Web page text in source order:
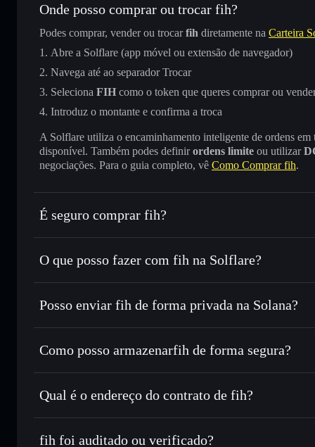
Onde posso comprar ou trocar fih?
Podes comprar, vender ou trocarfih diretamente na Carteira
Abre a Solflare (app móvel ou extensão de navegador)
Navega até ao separador Trocar
Seleciona FIH como o token que queres comprar ou
Introduz o montante e confirma a troca
A Solflare utiliza o encaminhamento inteligente de ordens
disponível. Também podes definirordens limite ou utilizar
negociações. Para o guia completo, vê Como Comprar fih.
É seguro comprar fih?
fih token verificado
O que posso fazer com fih na Solflare?
fih
Carteira Solflare
Trocar instantaneamente— trocar FIH por SOL, USDC
Utilizar DCA— investir de forma faseada ao longo do
Enviar de forma privada— transferir FIH sem associar
Privacidade integrado da Solflare
Posso enviar fih de forma privada na Solana?
Carteira Solflare Agregador de
Como posso armazenarfih de forma segura?
fih carteira não-
Qual é o endereço do contrato de fih?
fih
fih foi auditado ou verificado?